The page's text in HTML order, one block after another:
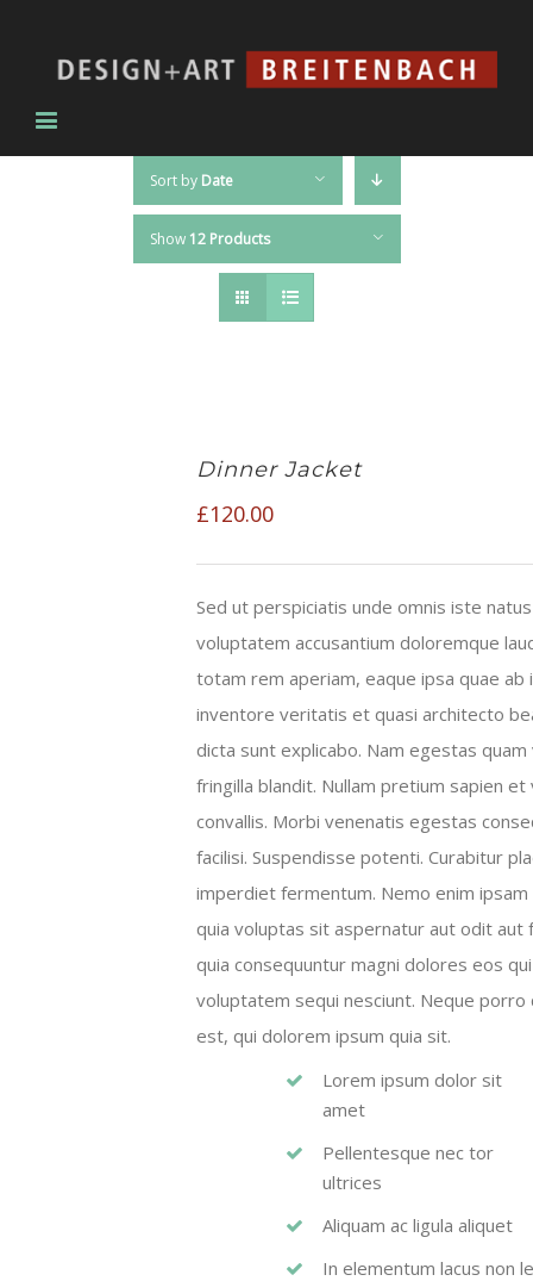
Sort by Date
Show 12 Products
Dinner Jacket
£120.00
Sed ut perspiciatis unde omnis iste
voluptatem accusantium doloremque
totam rem aperiam, eaque ipsa quae ab
inventore veritatis et quasi architecto
dicta sunt explicabo. Nam egestas
fringilla blandit. Nullam pretium sapien et
convallis. Morbi venenatis egestas
facilisi. Suspendisse potenti. Curabitur
imperdiet fermentum. Nemo enim
quia voluptas sit aspernatur aut odit aut
quia consequuntur magni dolores eos
voluptatem sequi nesciunt. Neque porro
est, qui dolorem ipsum quia sit.
Lorem ipsum dolor sit
amet
Pellentesque nec tor
ultrices
Aliquam ac ligula aliquet
In elementum lacus non